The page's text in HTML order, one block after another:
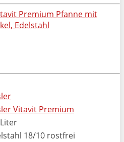
Vitavit Premium
18/10 rostfrei